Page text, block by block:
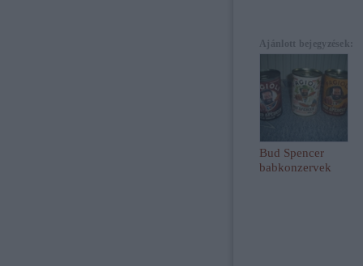
Ajánlott bejegyzések:
Bud Spencer
babkonzervek